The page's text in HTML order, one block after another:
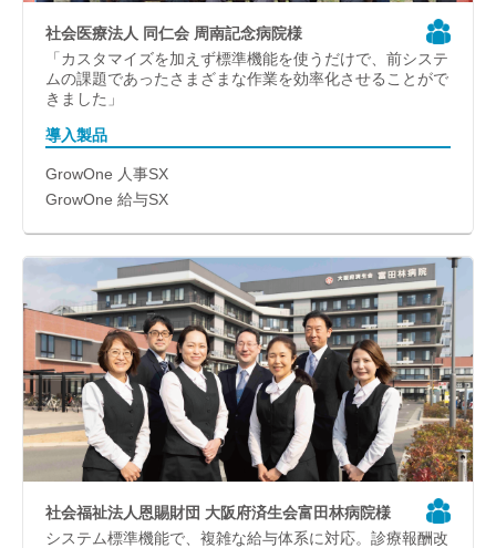
社会医療法人 同仁会 周南記念病院様
「カスタマイズを加えず標準機能を使うだけで、前システ
ムの課題であったさまざまな作業を効率化させることがで
きました」
導入製品
GrowOne 人事SX
GrowOne 給与SX
社会福祉法人恩賜財団 大阪府済生会富田林病院様
システム標準機能で、複雑な給与体系に対応。診療報酬改